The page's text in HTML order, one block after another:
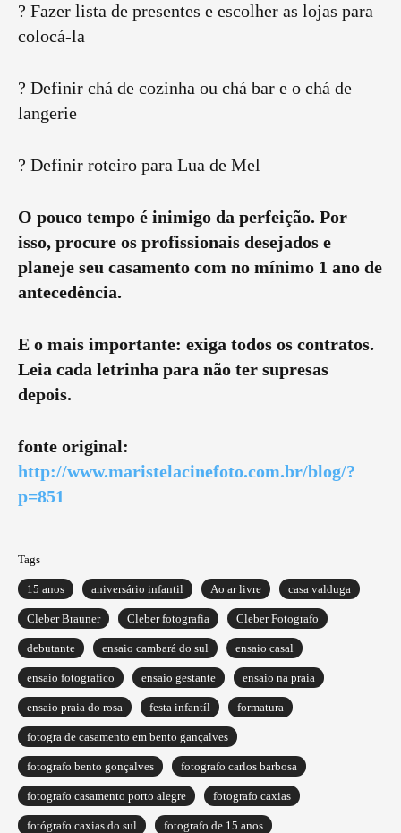
? Fazer lista de presentes e escolher as lojas para
colocá-la
? Definir chá de cozinha ou chá bar e o chá de
langerie
? Definir roteiro para Lua de Mel
O pouco tempo é inimigo da perfeição. Por
isso, procure os profissionais desejados e
planeje seu casamento com no mínimo 1 ano de
antecedência.
E o mais importante: exiga todos os contratos.
Leia cada letrinha para não ter supresas
depois.
fonte original:
http://www.maristelacinefoto.com.br/blog/?
p=851
Tags
15 anos aniversário infantil Ao ar livre casa valduga
Cleber Brauner Cleber fotografia Cleber Fotografo
debutante ensaio cambará do sul ensaio casal
ensaio fotografico ensaio gestante ensaio na praia
ensaio praia do rosa festa infantíl formatura
fotogra de casamento em bento gançalves
fotografo bento gonçalves fotografo carlos barbosa
fotografo casamento porto alegre fotografo caxias
fotógrafo caxias do sul fotografo de 15 anos